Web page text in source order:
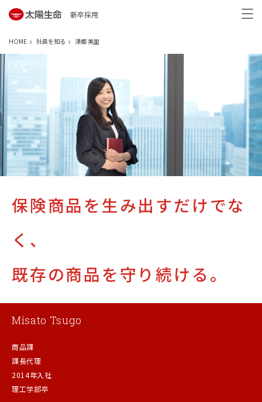
新卒採用
HOME 社員を知る 津郷 美里
保険商品を生み出すだけでな
く、
既存の商品を守り続ける。
Misato Tsugo
商品課
課長代理
2014年入社
理工学部卒